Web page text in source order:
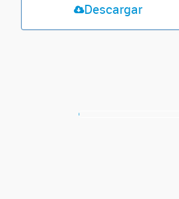
Descargar